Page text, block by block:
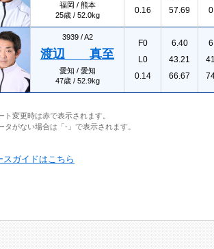
福岡 / 熊本
25歳 / 52.0kg
0.16
57.69
3939 /A2
渡辺 真至
愛知 / 愛知
47歳 / 52.9kg
F0
L0
0.14
6.40
43.21
66.67
ト変更時は赤で表示されます。
タがない場合は「-」で表示されます。
スガイドはこちら